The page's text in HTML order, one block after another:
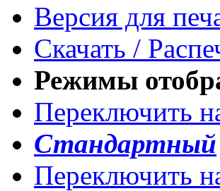
Версия для
Скачать /
Режимы
Переключить
Стандартный
Переключить